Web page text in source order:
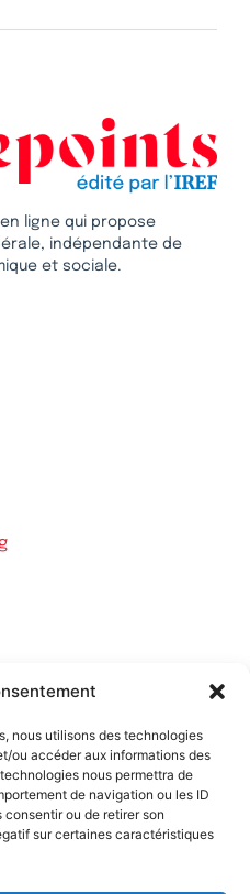
nous utilisons des technologies
ou accéder aux informations des
nous permettra de
de navigation ou les ID
ou de retirer son
sur certaines caractéristiques
ligne qui propose
indépendante de
et sociale.